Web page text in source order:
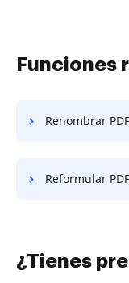
Funciones
Renombrar
Reformular PDF
¿Tienes